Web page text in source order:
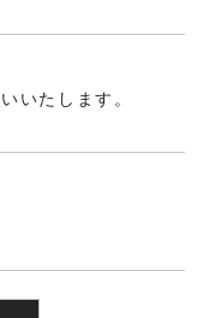
いたします。